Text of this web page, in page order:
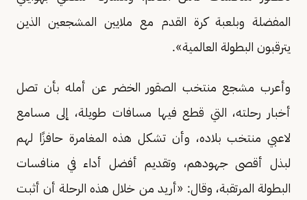
المفضلة وبلعبة كرة القدم مع ملايين المشجعين الذين
يترقبون البطولة العالمية».
وأعرب مشجع منتخب الصقور الخضر عن أمله بأن تصل
أخبار رحلته، التي قطع فيها مسافات طويلة، إلى مسامع
لاعبي منتخب بلاده، وأن تشكل هذه المغامرة حافزًا لهم
لبذل أقصى جهودهم، وتقديم أفضل أداء في منافسات
البطولة المرتقبة، وقال: «أريد من خلال هذه الرحلة أن أثبت